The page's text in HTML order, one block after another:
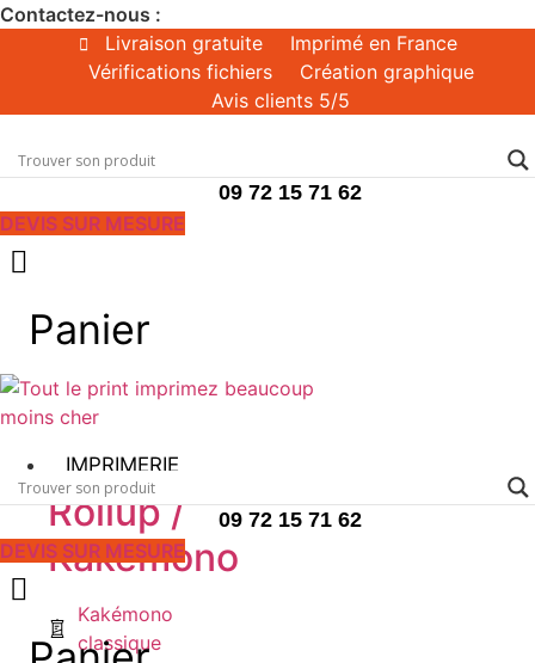
Aller
Contactez-nous :
Livraison gratuite
Imprimé en France
Vérifications fichiers
Création graphique
Avis clients 5/5
09 72 15 71 62
DEVIS SUR MESURE
Panier
IMPRIMERIE
Rollup /
Kakémono
Kakémono
classique
09 72 15 71 62
DEVIS SUR MESURE